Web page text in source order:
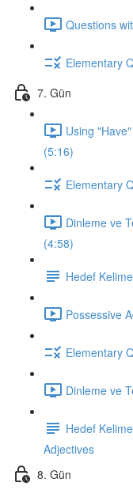
Questions
Elementary
7. Gün
Using
(5:16)
Elementary
Dinleme ve
(4:58)
Hedef
Possessive
Elementary
Dinleme ve
Hedef
Adjectives
8. Gün